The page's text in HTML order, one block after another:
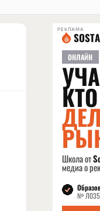
РЕКЛАМА